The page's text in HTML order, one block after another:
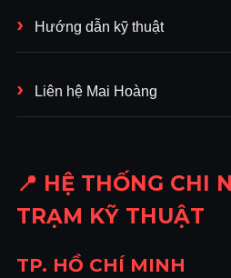
Hướng dẫn kỹ thuật
Liên hệ Mai Hoàng
📍 HỆ THỐNG CHI
TRẠM KỸ THUẬT
TP. HỒ CHÍ MINH